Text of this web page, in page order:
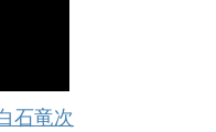
石竜次